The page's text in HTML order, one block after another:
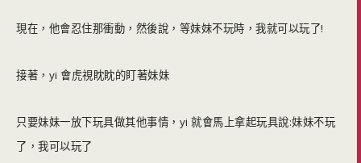
現在，他會忍住那衝動，然後說，等妹妹不玩時，我就可以玩了!
接著，yi 會虎視眈眈的盯著妹妹
只要妹妹一放下玩具做其他事情，yi 就會馬上拿起玩具說:妹妹不玩
了，我可以玩了